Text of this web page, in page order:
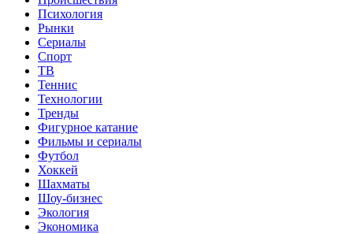
Психология
Рынки
Сериалы
Спорт
ТВ
Теннис
Технологии
Тренды
Фигурное катание
Фильмы и сериалы
Футбол
Хоккей
Шахматы
Шоу-бизнес
Экология
Экономика